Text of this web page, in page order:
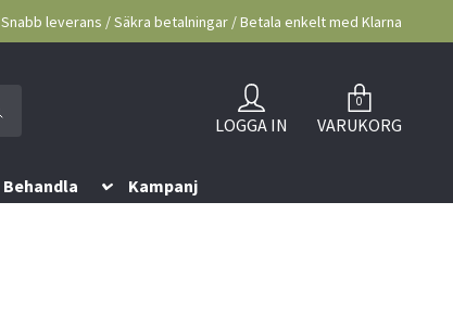
Snabb leverans / Säkra betalningar / Betala enkelt med Klarna
LOGGA IN
0
VARUKORG
Behandla Kampanj